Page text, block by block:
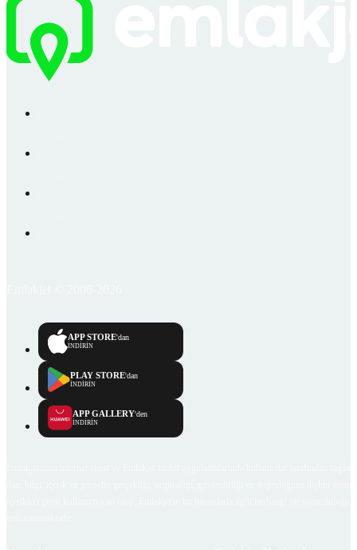
APP STORE'dan
İNDİRİN
PLAY STORE'dan
İNDİRİN
APP GALLERY'den
İNDİRİN